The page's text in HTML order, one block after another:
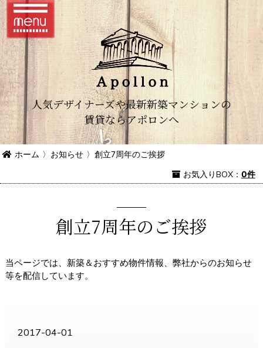
人気デザイナーズや最新新築マンションの
賃貸ならアポロンへ
ホーム 〉 お知らせ 〉創立7周年のご挨拶
お気入りBOX： 0件
創立7周年のご挨拶
当ページでは、新築＆おすすめ物件情報、弊社からのお知らせ
等を配信しています。
2017-04-01